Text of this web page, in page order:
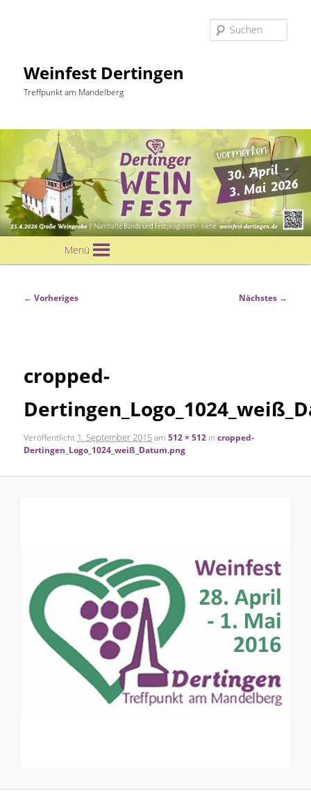
Weinfest Dertingen
Treffpunkt am Mandelberg
primären
springen
Menü
Bilder-
← Vorheriges Nächstes →
cropped-
Veröffentlicht 1. September 2015am512 × 512 incropped-
Dertingen_Logo_1024_weiß_Datum.png